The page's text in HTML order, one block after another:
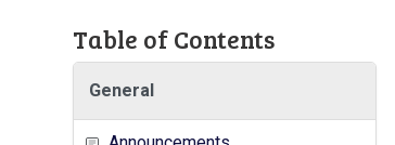
Table of Contents
General